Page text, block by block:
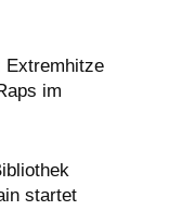
Extremhitze
im
startet